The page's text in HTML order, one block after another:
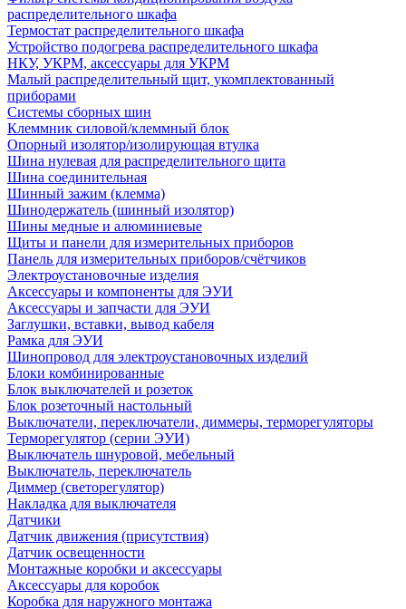
распределительного шкафа
Термостат распределительного шкафа
Устройство подогрева распределительного шкафа
НКУ, УКРМ, аксессуары для УКРМ
Малый распределительный щит, укомплектованный
приборами
Системы сборных шин
Клеммник силовой/клеммный блок
Опорный изолятор/изолирующая втулка
Шина нулевая для распределительного щита
Шина соединительная
Шинный зажим (клемма)
Шинодержатель (шинный изолятор)
Шины медные и алюминиевые
Щиты и панели для измерительных приборов
Панель для измерительных приборов/счётчиков
Электроустановочные изделия
Аксессуары и компоненты для ЭУИ
Аксессуары и запчасти для ЭУИ
Заглушки, вставки, вывод кабеля
Рамка для ЭУИ
Шинопровод для электроустановочных изделий
Блоки комбинированные
Блок выключателей и розеток
Блок розеточный настольный
Выключатели, переключатели, диммеры, терморегуляторы
Терморегулятор (серии ЭУИ)
Выключатель шнуровой, мебельный
Выключатель, переключатель
Диммер (светорегулятор)
Накладка для выключателя
Датчики
Датчик движения (присутствия)
Датчик освещенности
Монтажные коробки и аксессуары
Аксессуары для коробок
Коробка для наружного монтажа